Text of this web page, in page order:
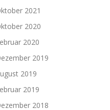
2021
2020
2020
2019
2019
2019
2018